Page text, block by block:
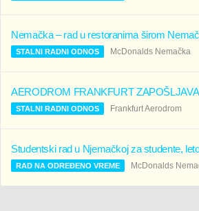
Nemačka – rad u restoranima širom
STALNI RADNI ODNOS McDonalds Nemačka
AERODROM FRANKFURT
STALNI RADNI ODNOS Frankfurt Aerodrom
Studentski rad u Njemačkoj za studente,
RAD NA ODREĐENO VREME McDonalds